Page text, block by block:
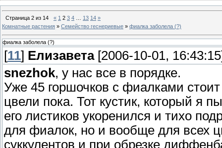
Страница 2 из 14 « 1 2 3 4 13 14 »
Комнатные растения » Семейство геснериевые » фиалка заболела (?)
фиалка заболела (?)
[11] Елизавета[2006-10-01,
snezhok, у нас все в порядке.
Уже 45 горшочков с фиалками
цвели пока. Тот кустик, который я
его листиков укоренился и тихо
для фиалок, но и вообще для всех
суккулентов и при обрезке